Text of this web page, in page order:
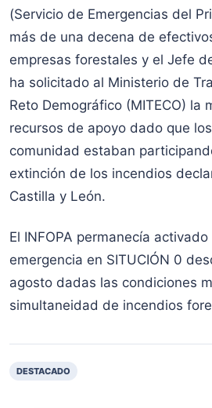
(Servicio de Emergencias del
más de una decena de
empresas forestales y el Jefe
ha solicitado al Ministerio de
Reto Demográfico (MITECO) la
recursos de apoyo dado que
comunidad estaban
extinción de los incendios
Castilla y León.
El INFOPA permanecía
emergencia en SITUCIÓN 0
agosto dadas las condiciones
simultaneidad de incendios
DESTACADO